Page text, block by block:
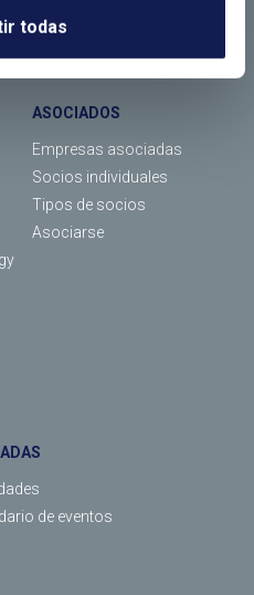
todas
ASOCIADOS
Empresas asociadas
Socios individuales
Tipos de socios
Asociarse
de eventos